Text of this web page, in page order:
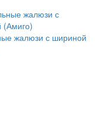
жалюзи с шириной